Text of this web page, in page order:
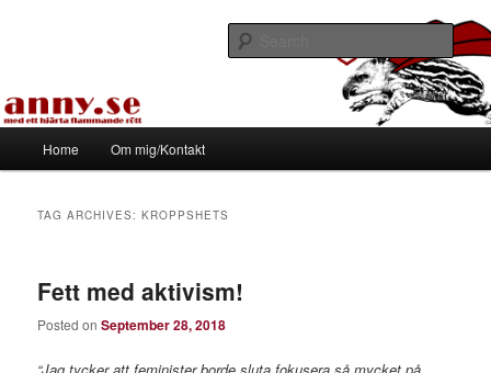
Tapirhen
Home Om mig/Kontakt
TAG ARCHIVES:KROPPSHETS
Fett med aktivism!
Posted onSeptember 28, 2018